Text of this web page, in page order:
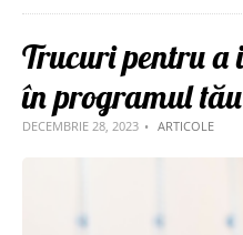
Trucuri pentru a
în programul
DECEMBRIE 28, 2023 ARTICOLE